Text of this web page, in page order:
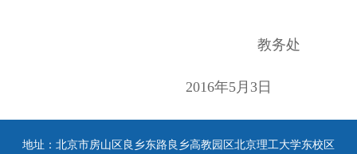
教务处
2016年5 月 3日
地址：北京市房山区良乡东路良乡高教园区北京理工大学东校区